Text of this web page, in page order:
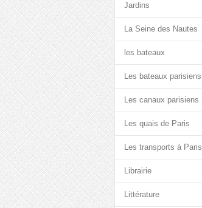
Jardins
La Seine des Nautes
les bateaux
Les bateaux parisiens
Les canaux parisiens
Les quais de Paris
Les transports à Paris
Librairie
Littérature